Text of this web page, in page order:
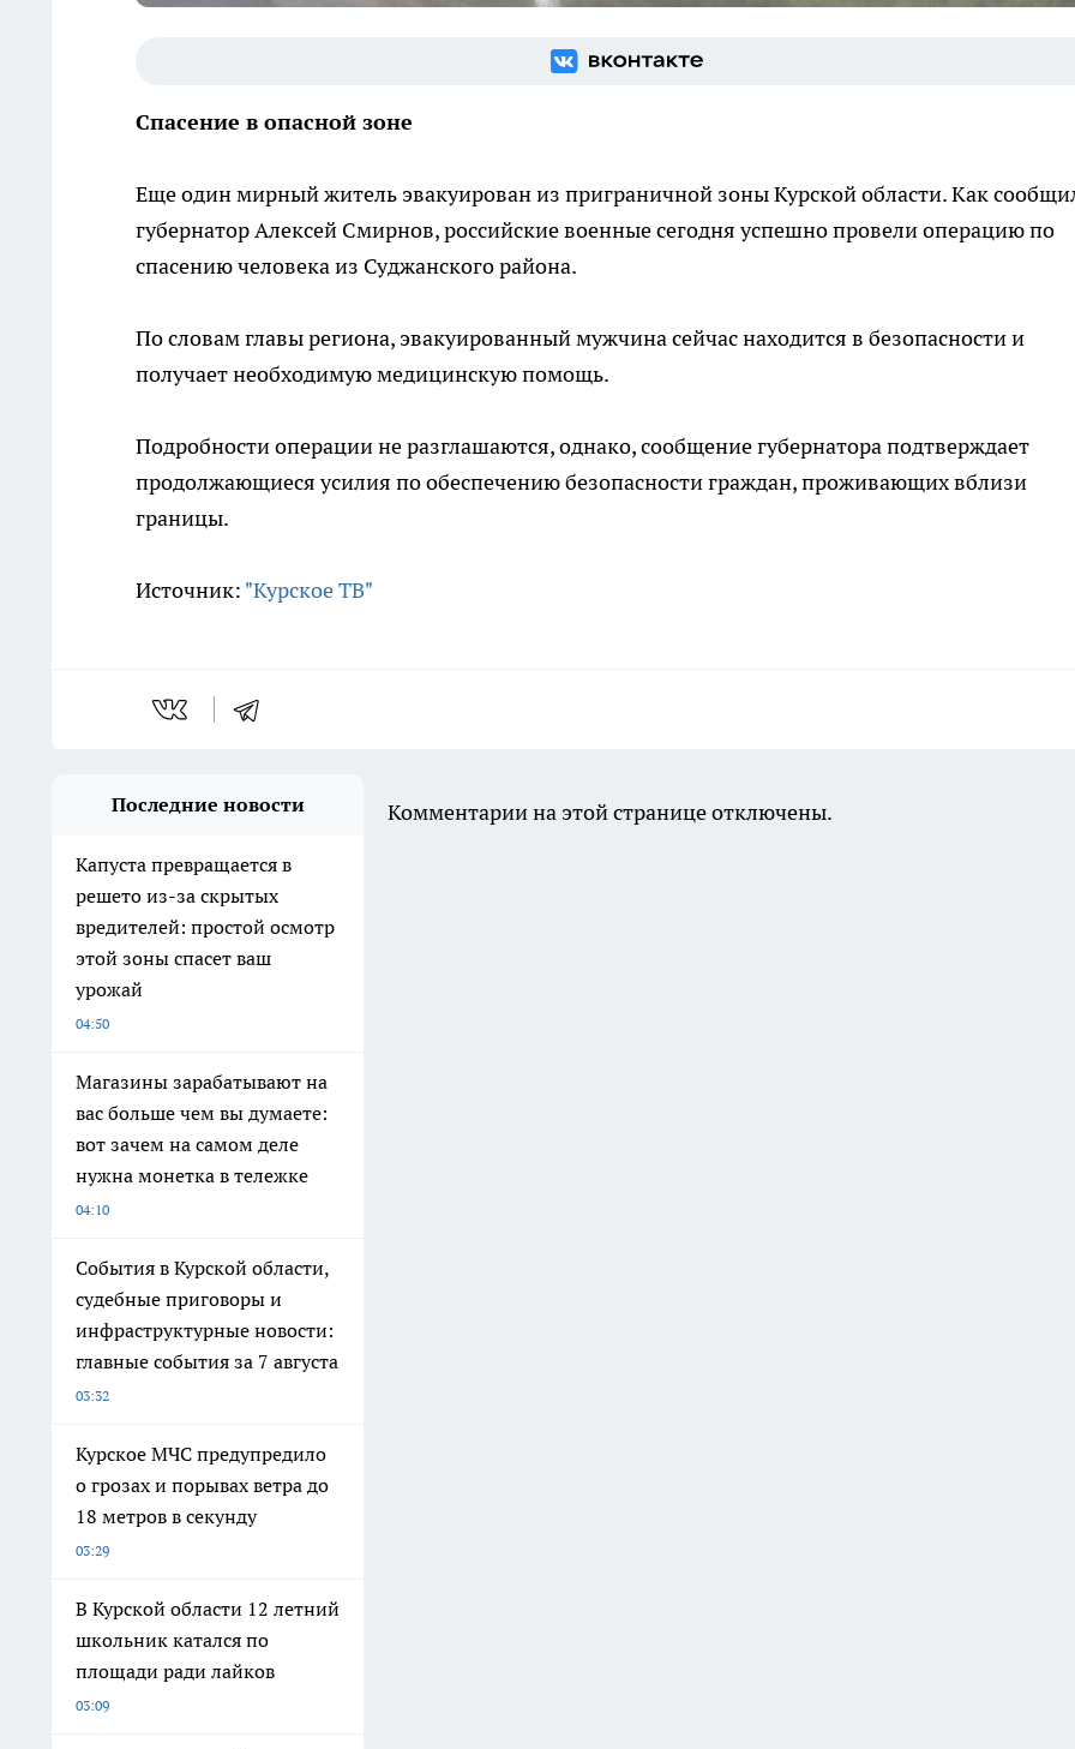
Спасение в опасной зоне
Еще один мирный житель эвакуирован из приграничной зоны Курской области. Как
губернатор Алексей Смирнов, российские военные сегодня успешно провели операцию по
спасению человека из Суджанского района.
По словам главы региона, эвакуированный мужчина сейчас находится в безопасности и
получает необходимую медицинскую помощь.
Подробности операции не разглашаются, однако, сообщение губернатора подтверждает
продолжающиеся усилия по обеспечению безопасности граждан, проживающих вблизи
границы.
Источник: "Курское ТВ"
Последние новости
Капуста превращается в
решето из-за скрытых
вредителей: простой осмотр
этой зоны спасет ваш
урожай
04:50
Магазины зарабатывают на
вас больше чем вы думаете:
вот зачем на самом деле
нужна монетка в тележке
04:10
События в Курской области,
судебные приговоры и
инфраструктурные новости:
главные события за 7 августа
03:32
Курское МЧС предупредило
о грозах и порывах ветра до
18 метров в секунду
03:29
В Курской области 12 летний
школьник катался по
площади ради лайков
03:09
Комментарии на этой странице отключены.